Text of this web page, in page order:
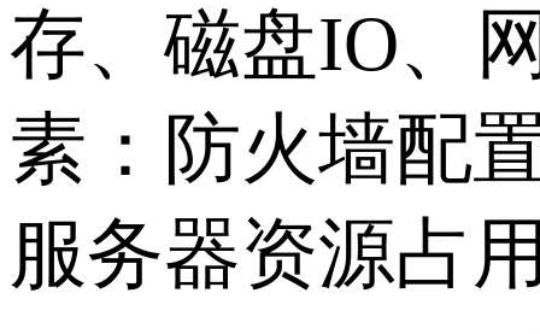
存、磁盘IO、
素：防火墙配
服务器资源占